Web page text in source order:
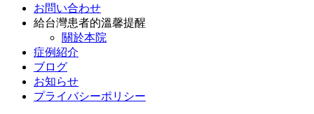
お問い合わせ
給台灣患者的溫馨提醒
關於本院
症例紹介
ブログ
お知らせ
プライバシーポリシー